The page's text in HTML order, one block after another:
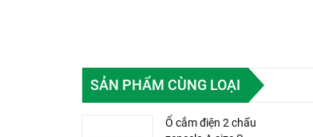
SẢN PHẨM CÙNG LOẠI
Ổ cắm điện 2 chấu